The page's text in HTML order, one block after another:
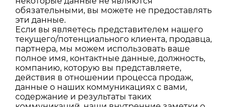
обязательными, вы можете не предоставлять
эти данные.
Если вы являетесь представителем нашего
текущего/потенциального клиента, продавца,
партнера, мы можем использовать ваше
полное имя, контактные данные, должность,
компанию, которую вы представляете,
действия в отношении процесса продаж,
данные о наших коммуникациях с вами,
содержание и результаты таких